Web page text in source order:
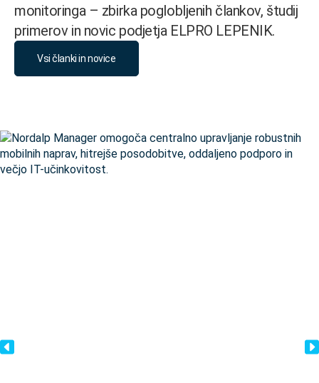
monitoringa – zbirka poglobljenih člankov, študij
primerov in novic podjetja ELPRO LEPENIK.
Vsi članki in novice